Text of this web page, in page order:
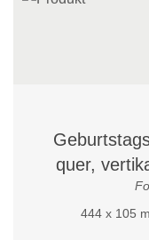
quer,
444 x 105